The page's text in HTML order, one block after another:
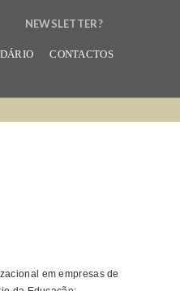
N
E
W
NEWSLETTER?
CONTACTOS
em empresas de